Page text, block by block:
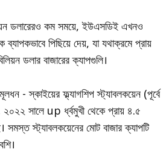
ডলারেরও কম সময়ে, ইউএসডিই এখনও
পিছিয়ে দেয়, যা যথাক্রমে প্রায়
ডলার বাজারের ক্যাপগুলি।
- স্কাইয়ের ফ্ল্যাগশিপ স্ট্যাবলকয়েন (পূর্বে
২০২২ সালে up র্ধ্বমুখী থেকে প্রায় ৪.৫
সমস্ত স্ট্যাবলকয়েনের মোট বাজার ক্যাপটি